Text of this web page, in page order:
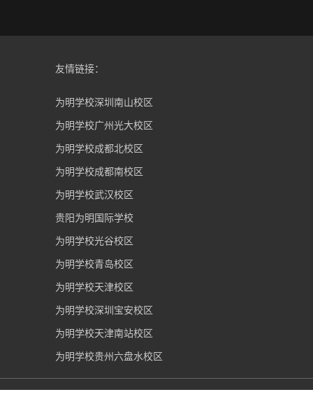
友情链接：
为明学校深圳南山校区
为明学校广州光大校区
为明学校成都北校区
为明学校成都南校区
为明学校武汉校区
贵阳为明国际学校
为明学校光谷校区
为明学校青岛校区
为明学校天津校区
为明学校深圳宝安校区
为明学校天津南站校区
为明学校贵州六盘水校区